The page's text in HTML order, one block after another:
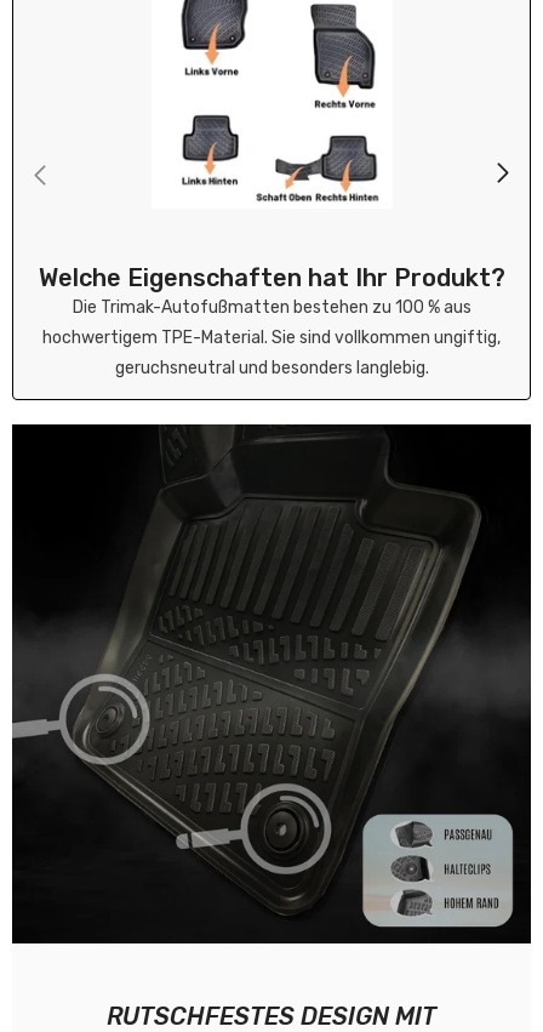
Welche Eigenschaften hat Ihr Produkt?
Die Trimak-Autofußmatten bestehen zu 100 % aus
hochwertigem TPE-Material. Sie sind vollkommen ungiftig,
geruchsneutral und besonders langlebig.
RUTSCHFESTES DESIGN MIT